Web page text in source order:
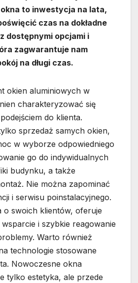
to inwestycja na lata,
czas na dokładne
dostępnymi opcjami i
zagwarantuje nam
na długi czas.
okien aluminiowych w
charakteryzować się
do klienta.
sprzedaż samych okien,
w wyborze odpowiedniego
go do indywidualnych
budynku, a także
Nie można zapominać
i serwisu poinstalacyjnego.
o swoich klientów, oferuje
wsparcie i szybkie reagowanie
Warto również
technologie stosowane
Nowoczesne okna
tylko estetyka, ale przede